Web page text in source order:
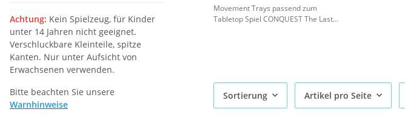
Movement Trays passend zum
Tabletop Spiel CONQUEST The Last...
Sortierung Artikel pro Seite
Achtung: Kein Spielzeug, für Kinder
unter 14 Jahren nicht geeignet.
Verschluckbare Kleinteile, spitze
Kanten. Nur unter Aufsicht von
Erwachsenen verwenden.
Bitte beachten Sie unsere
Warnhinweise